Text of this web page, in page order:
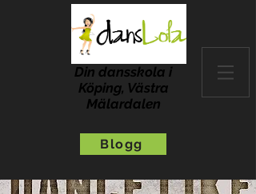
Din dansskola i
Köping, Västra
Mälardalen
Blogg